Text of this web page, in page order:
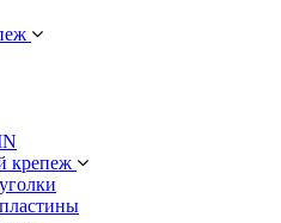
крепеж